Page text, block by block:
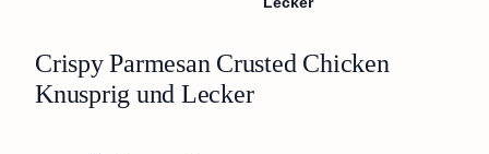
Crispy Parmesan Crusted Chicken
Knusprig und Lecker